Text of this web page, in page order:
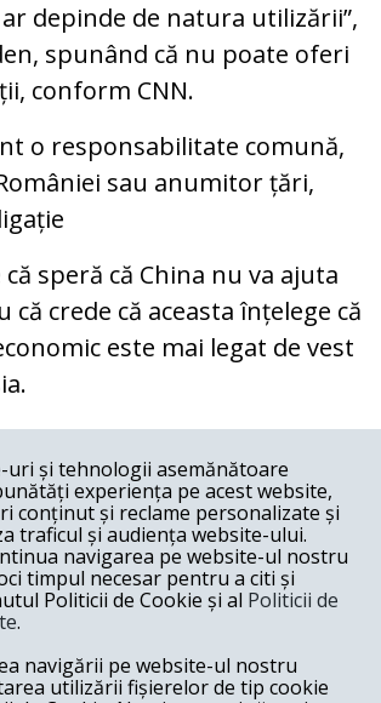
depinde de natura utilizării”,
spunând că nu poate oferi
conform CNN.
o responsabilitate comună,
sau anumitor țări,
speră că China nu va ajuta
că crede că aceasta înțelege că
este mai legat de vest
uri și tehnologii asemănătoare
experiența pe acest website,
conținut și reclame personalizate și
traficul și audiența website-ului.
navigarea pe website-ul nostru
timpul necesar pentru a citi și
Politicii de Cookie și al Politicii de
.
navigării pe website-ul nostru
utilizării fișierelor de tip cookie